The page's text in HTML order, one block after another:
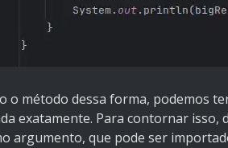
o método dessa forma, podemos
exatamente. Para contornar isso,
argumento, que pode ser